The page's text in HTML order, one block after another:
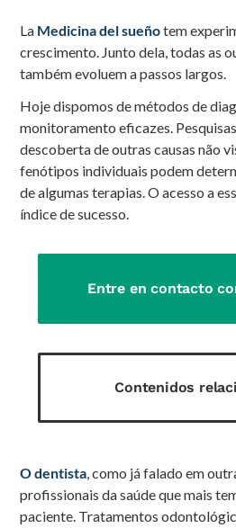
La Medicina del sueñotem
crescimento. Junto dela, todas as
também evoluem a passos largos.
Hoje dispomos de métodos de
monitoramento eficazes.
descoberta de outras causas não
fenótipos individuais podem
de algumas terapias. O acesso a
índice de sucesso.
Entre en contacto
Contenidos
O dentista, como já falado em
profissionais da saúde que mais
paciente. Tratamentos